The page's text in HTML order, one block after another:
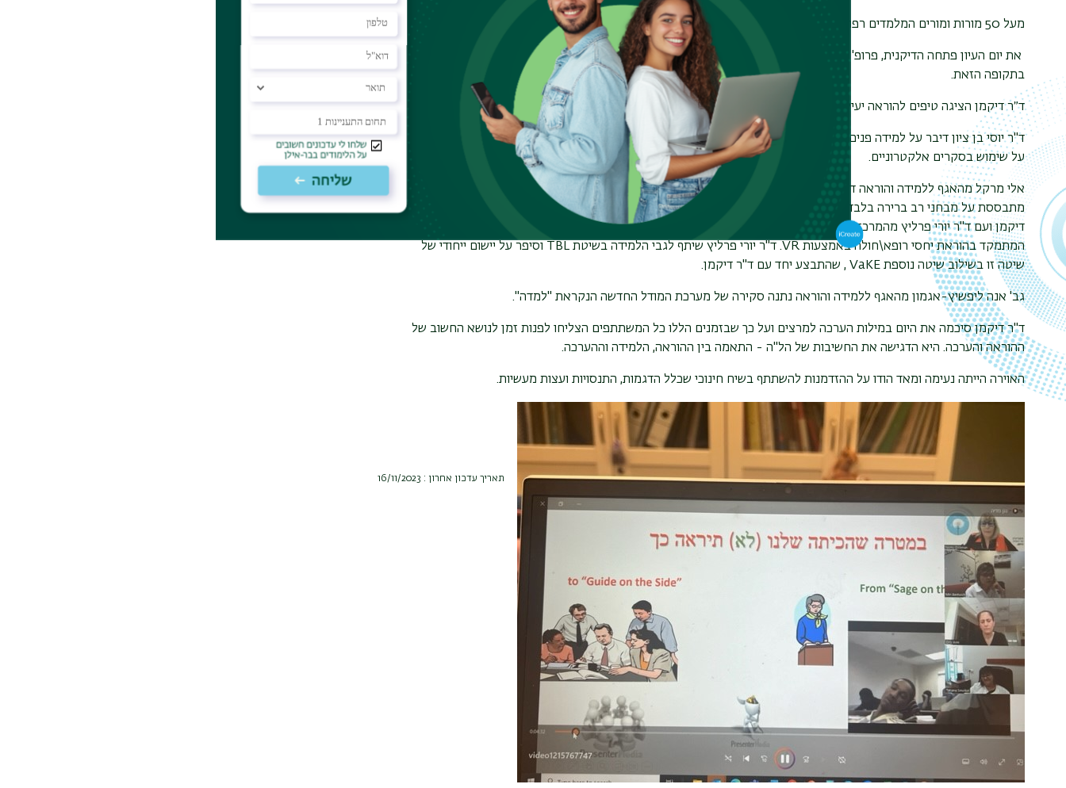
מעל 50 מורות ומורים המלמדים רפואנים בשלבי הקדם קליני והקליני, וגם מרצים בתוכניות לתארים מתקדמים, השתתפו.
את יום העיון פתחה הדיקנית, פרופ' אורלי אבני, שברכה על היוזמה ודיברה על חשיבות ההוראה ועל המורכבות בנושא זה
בתקופה הזאת.
ד״ר דיקמן הציגה טיפים להוראה יעילה בגישה קונסטרוקטיביסטית ללמידה.
ד"ר יוסי בן ציון דיבר על למידה פנים אל פנים/מרחוק/היברידית - תובנות והמלצות להעצמת מעורבות במהלך הלמידה בדגש
על שימוש בסקרים אלקטרוניים.
אלי מרקל מהאגף ללמידה והוראה דיבר על עקרונות למידה פעילה, מיומנויות, דיגיטל והערכה מעצבת-תהליכית שאינה
מתבססת על מבחני רב ברירה בלבד, וכיצד האגף ללמידה והוראה תומך בשילובם בהוראה.
הוא גם ציין את ההכרות עם ד"ר
דיקמן ועם ד"ר יורי פרליץ מהמרכז הרפואי צפון (פוריה) לרגל זכייתם במענק דרך קול קורא של בר אילן לפרויקט מחקר שלהם
המתמקד בהוראת יחסי רופא\חולה באמצעות VR. ד"ר יורי פרליץ שיתף לגבי הלמידה בשיטת TBL וסיפר על יישום ייחודי של
שיטה זו בשילוב שיטה נוספת VaKE , שהתבצע יחד עם ד"ר דיקמן.
גב' אנה ליפשיץ-אגמון מהאגף ללמידה והוראה נתנה סקירה של מערכת המודל החדשה הנקראת "למדה".
ד"ר דיקמן סיכמה את היום במילות הערכה למרצים ועל כך שבזמנים הללו כל המשתתפים הצליחו לפנות זמן לנושא החשוב של
ההוראה והערכה. היא הדגישה את החשיבות של הל"ה - התאמה בין ההוראה, הלמידה וההערכה.
האוירה הייתה נעימה ומאד הודו על ההזדמנות להשתתף בשיח חינוכי שכלל הדגמות, התנסויות ועצות מעשיות.
תאריך עדכון אחרון : 16/11/2023